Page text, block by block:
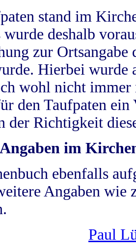
stand im
deshalb
zur
Hierbei wurde
wohl nicht
den Taufpaten
der Richtigkeit
im
ebenfalls
Angaben wie
Paul